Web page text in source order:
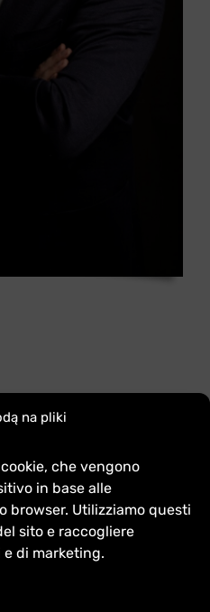
na pliki
che vengono
in base alle
browser. Utilizziamo questi
sito e raccogliere
di marketing.
in giurisprudenza
Slesia a Katowice e un